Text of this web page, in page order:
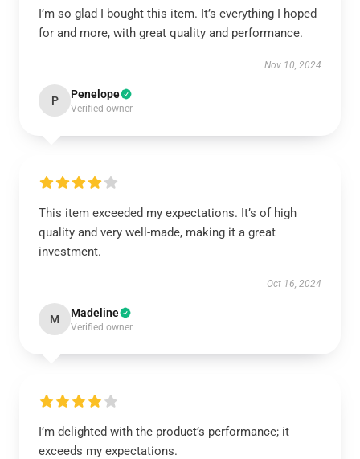
I’m so glad I bought this item. It’s everything I hoped
for and more, with great quality and performance.
Nov 10, 2024
P Penelope
Verified owner
This item exceeded my expectations. It’s of high
quality and very well-made, making it a great
investment.
Oct 16, 2024
M Madeline
Verified owner
I’m delighted with the product’s performance; it
exceeds my expectations.